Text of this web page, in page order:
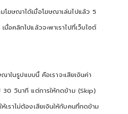
โฆษณาได้เมื่อโฆษณาเล่นไปแล้ว 5
อคลิกไปแล้วจะพาเราไปที่เว็บไซต์
ในรูปแบบนี้ คือเราจะเสียเงินค่า
30 วินาที แต่การให้กดข้าม (Skip)
เราไม่ต้องเสียเงินให้กับคนที่กดข้าม